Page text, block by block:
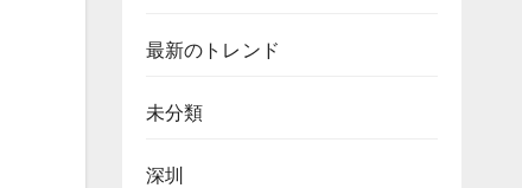
最新のトレンド
未分類
深圳